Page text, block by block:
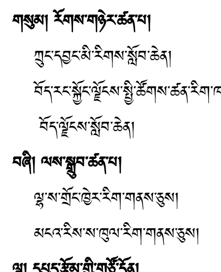
གསུམ། རོགས་གཉེར་ཚན་པ།
ཀྲུང་དབྱང་མི་རིགས་སློབ་ཆེན།
བོད་ལྗོངས་སློབ་ཆེན།
བཞི། ལས་སྒྲུབ་ཚན་པ།
ལྷ་ས་གྲོང་ཁྱེར་རིག་གནས་ཅུས།
མངའ་རིས་ས་ཁུལ་རིག་གནས་ཅུས།